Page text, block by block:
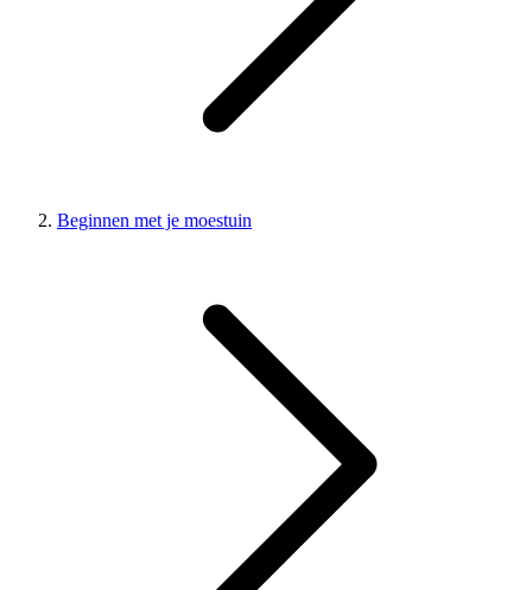
Beginnen met je moestuin